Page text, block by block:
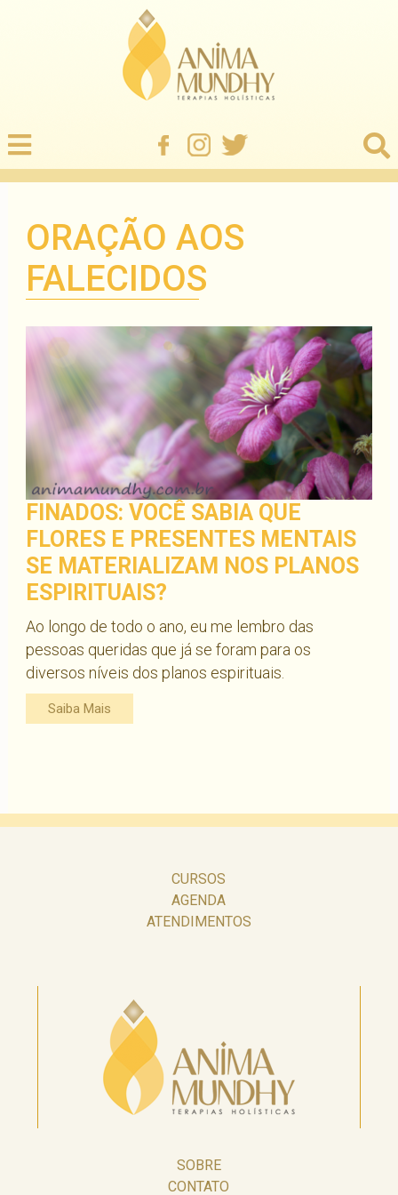
ORAÇÃO AOS
FALECIDOS
FINADOS: VOCÊ SABIA QUE
FLORES E PRESENTES MENTAIS
SE MATERIALIZAM NOS PLANOS
ESPIRITUAIS?
Ao longo de todo o ano, eu me lembro das
pessoas queridas que já se foram para os
diversos níveis dos planos espirituais.
Saiba Mais
CURSOS
AGENDA
ATENDIMENTOS
SOBRE
CONTATO